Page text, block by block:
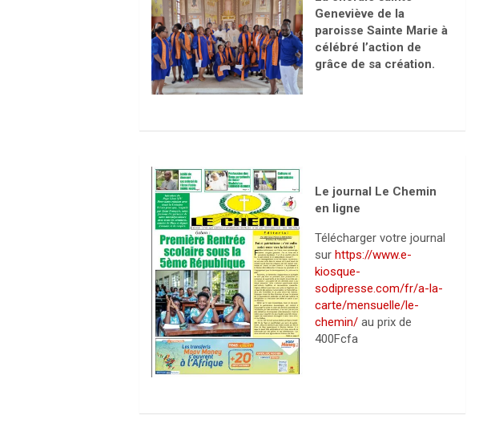
Geneviève de la
paroisse Sainte Marie à
célébré l’action de
grâce de sa création.
Le journal Le Chemin
en ligne
Télécharger votre journal
sur https://www.e-
kiosque-
sodipresse.com/fr/a-la-
carte/mensuelle/le-
chemin/au prix de
400Fcfa